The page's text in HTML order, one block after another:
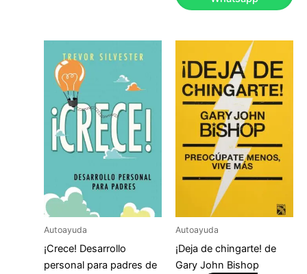
Autoayuda
¡Crece! Desarrollo
personal para padres de
Autoayuda
¡Deja de chingarte! de
Gary John Bishop